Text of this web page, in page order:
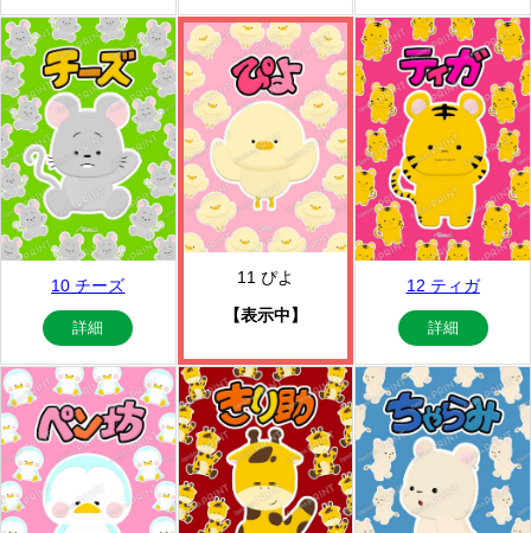
10 チーズ
詳細
11 ぴよ
【表示中】
12 ティガ
詳細